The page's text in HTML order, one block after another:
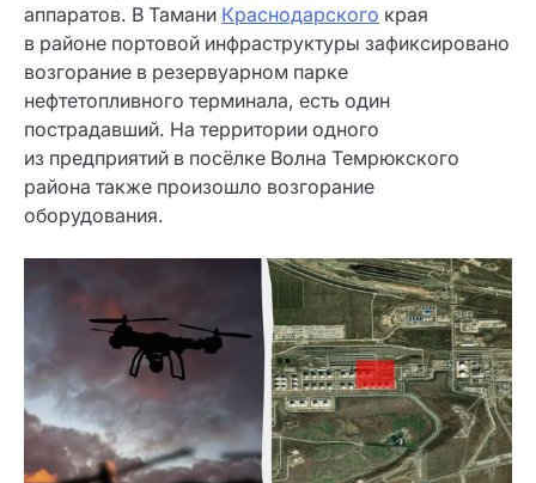
аппаратов. В Тамани Краснодарского края
в районе портовой инфраструктуры зафиксировано
возгорание в резервуарном парке
нефтетопливного терминала, есть один
пострадавший. На территории одного
из предприятий в посёлке Волна Темрюкского
района также произошло возгорание
оборудования.